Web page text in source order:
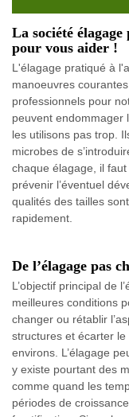
La société
pour vous aider !
L'élagage pratiqué à
manoeuvres
professionnels pour
peuvent endommager
les utilisons pas trop.
microbes de
chaque élagage, il
prévenir l’éventuel
qualités des tailles
rapidement.
De l’élagage pas
L’objectif principal de
meilleures conditions
changer ou rétablir
structures et écarter
environs. L’élagage
y existe pourtant des
comme quand les
périodes de